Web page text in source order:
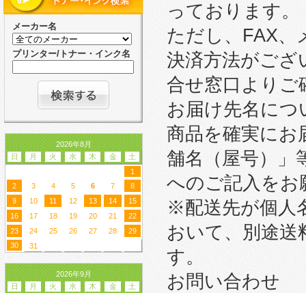
メーカー名
プリンター/トナー・インク名
2026年8月
日
月 火 水 木 金
土
1
2
3 4 5 6 7
8
9
10 11 12 13 14
15
16
17 18 19 20 21
22
23
24 25 26 27 28
29
30
31
2026年9月
日
月 火 水 木 金
土
っております。
ただし、FAX、
決済方法がござ
合せ窓口よりご
お届け先名につ
商品を確実にお
舗名（屋号）」
へのご記入をお
※配送先が個人
おいて、別途送
す。
お問い合わせ